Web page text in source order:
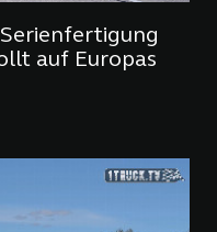
auf Europas